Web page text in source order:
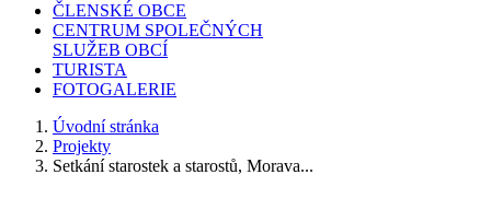
ČLENSKÉ OBCE
CENTRUM SPOLEČNÝCH
SLUŽEB OBCÍ
TURISTA
FOTOGALERIE
Úvodní stránka
Projekty
Setkání starostek a starostů, Morava...